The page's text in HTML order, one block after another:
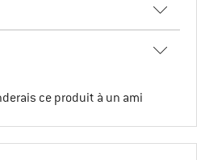
ce produit à un ami